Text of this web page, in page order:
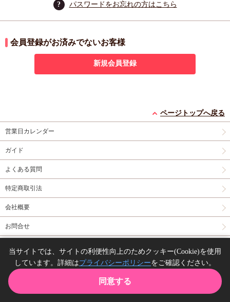
? パスワードをお忘れの方はこちら
会員登録がお済みでないお客様
新規会員登録
ページトップへ戻る
営業日カレンダー
ガイド
よくある質問
特定商取引法
会社概要
お問合せ
Copyright(C) comicomi studio. All right reserved.
当サイトでは、サイトの利便性向上のためクッキー(Cookie)を使用
しています。詳細はプライバシーポリシーをご確認ください。
同意する